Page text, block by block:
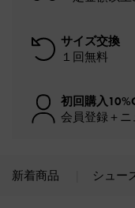
サイズ交換
１回無料
初回購入
会員登録＋
新着商品 シュー